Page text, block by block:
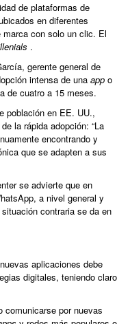
de plataformas de
en diferentes
con solo un clic. El
.
gerente general de
intensa de una app o
de cuatro a 15 meses.
población en EE. UU.,
la rápida adopción: “La
encontrando y
que se adapten a sus
se advierte que en
a nivel general y
contraria se da en
aplicaciones debe
digitales, teniendo claro
comunicarse por nuevas